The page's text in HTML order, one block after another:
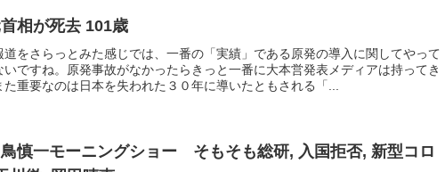
相が死去 101歳
道をさらっとみた感じでは、一番の「実績」である原発の導入に関してやって
いですね。原発事故がなかったらきっと一番に大本営発表メディアは持ってき
重要なのは日本を失われた３０年に導いたともされる「...
慎一モーニングショー そもそも総研, 入国拒否, 新型コロ